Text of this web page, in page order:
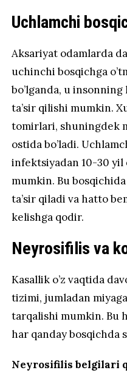
Uchlamchi
Aksariyat odamlarda
uchinchi bosqichga
bo’lganda, u
ta’sir qilishi mumkin.
tomirlari, shuningdek
ostida bo’ladi.
infektsiyadan 10-30 yil
mumkin. Bu
ta’sir qiladi va hatto
kelishga qodir.
Neyrosifilis va
Kasallik o’z vaqtida
tizimi, jumladan
tarqalishi mumkin. Bu
har qanday bosqichda
Neyrosifilis belgilari